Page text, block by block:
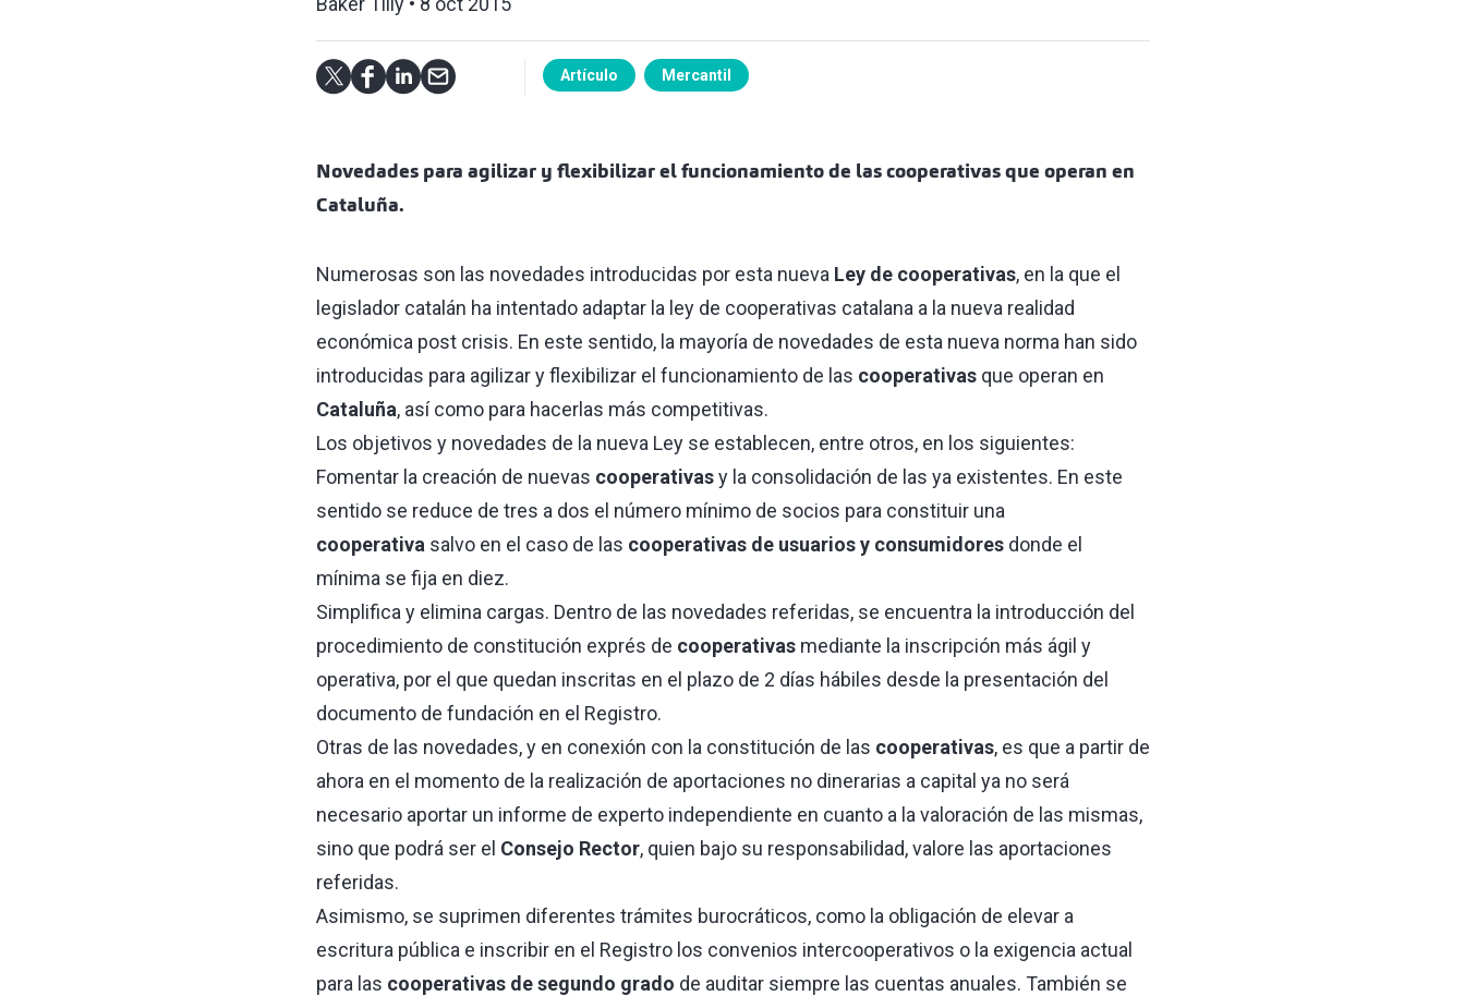
Artículo Mercantil
Novedades para agilizar y flexibilizar el funcionamiento de las cooperativas que operan en
Cataluña.
Numerosas son las novedades introducidas por esta nueva Ley de cooperativas, en la que el
legislador catalán ha intentado adaptar la ley de cooperativas catalana a la nueva realidad
económica post crisis. En este sentido, la mayoría de novedades de esta nueva norma han sido
introducidas para agilizar y flexibilizar el funcionamiento de las cooperativasque operan en
Cataluña, así como para hacerlas más competitivas.
Los objetivos y novedades de la nueva Ley se establecen, entre otros, en los siguientes:
Fomentar la creación de nuevas cooperativasy la consolidación de las ya existentes. En este
sentido se reduce de tres a dos el número mínimo de socios para constituir una
cooperativa salvo en el caso de las cooperativas de usuarios y consumidoresdonde el
mínima se fija en diez.
Simplifica y elimina cargas. Dentro de las novedades referidas, se encuentra la introducción del
procedimiento de constitución exprés de cooperativasmediante la inscripción más ágil y
operativa, por el que quedan inscritas en el plazo de 2 días hábiles desde la presentación del
documento de fundación en el Registro.
Otras de las novedades, y en conexión con la constitución de las cooperativas, es que a partir de
ahora en el momento de la realización de aportaciones no dinerarias a capital ya no será
necesario aportar un informe de experto independiente en cuanto a la valoración de las mismas,
sino que podrá ser el Consejo Rector, quien bajo su responsabilidad, valore las aportaciones
referidas.
Asimismo, se suprimen diferentes trámites burocráticos, como la obligación de elevar a
escritura pública e inscribir en el Registro los convenios intercooperativos o la exigencia actual
para las cooperativas de segundo grado de auditar siempre las cuentas anuales. También se